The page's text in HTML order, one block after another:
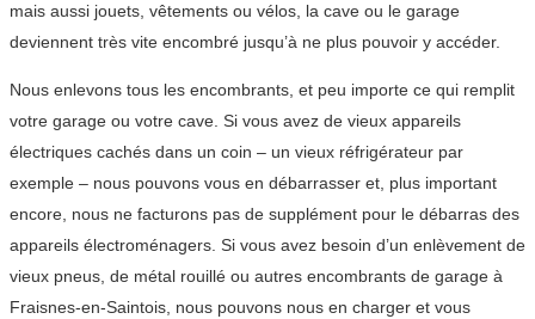
mais aussi jouets, vêtements ou vélos, la cave ou le garage
deviennent très vite encombré jusqu’à ne plus pouvoir y accéder.
Nous enlevons tous les encombrants, et peu importe ce qui remplit
votre garage ou votre cave. Si vous avez de vieux appareils
électriques cachés dans un coin – un vieux réfrigérateur par
exemple – nous pouvons vous en débarrasser et, plus important
encore, nous ne facturons pas de supplément pour le débarras des
appareils électroménagers. Si vous avez besoin d’un enlèvement de
vieux pneus, de métal rouillé ou autres encombrants de garage à
Fraisnes-en-Saintois, nous pouvons nous en charger et vous